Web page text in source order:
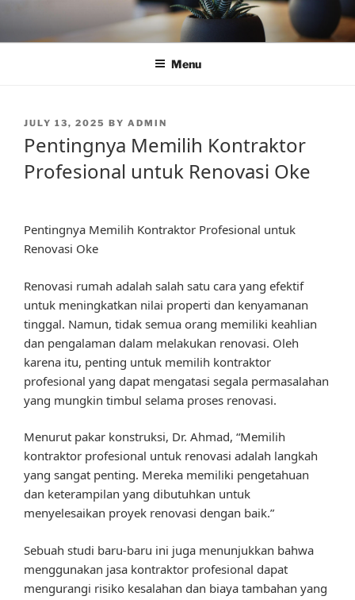
content
Menu
POSTED
JULY 13, 2025 BY ADMIN
Pentingnya Memilih Kontraktor
Profesional untuk Renovasi Oke
Pentingnya Memilih Kontraktor Profesional untuk
Renovasi Oke
Renovasi rumah adalah salah satu cara yang efektif
untuk meningkatkan nilai properti dan kenyamanan
tinggal. Namun, tidak semua orang memiliki keahlian
dan pengalaman dalam melakukan renovasi. Oleh
karena itu, penting untuk memilih kontraktor
profesional yang dapat mengatasi segala permasalahan
yang mungkin timbul selama proses renovasi.
Menurut pakar konstruksi, Dr. Ahmad, “Memilih
kontraktor profesional untuk renovasi adalah langkah
yang sangat penting. Mereka memiliki pengetahuan
dan keterampilan yang dibutuhkan untuk
menyelesaikan proyek renovasi dengan baik.”
Sebuah studi baru-baru ini juga menunjukkan bahwa
menggunakan jasa kontraktor profesional dapat
mengurangi risiko kesalahan dan biaya tambahan yang